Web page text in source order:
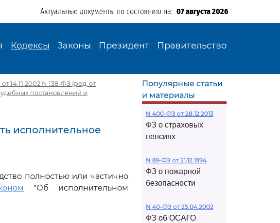
Актуальные документы по состоянию на: 07 августа 2026
Кодексы Законы Президент Правительство
14.11.2002 N 138-ФЗ (ред. от
постановлений и
исполнительное
полностью или частично
"Об исполнительном
Популярные статьи
и материалы
N 400-ФЗ от 28.12.2013
ФЗ о страховых
пенсиях
N 69-ФЗ от 21.12.1994
ФЗ о пожарной
безопасности
N 40-ФЗ от 25.04.2002
ФЗ об ОСАГО